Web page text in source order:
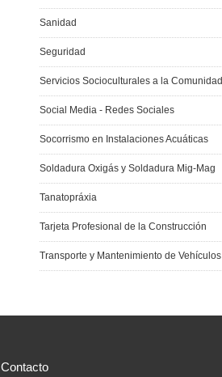
Sanidad
Seguridad
Servicios Socioculturales a la Comunidad
Social Media - Redes Sociales
Socorrismo en Instalaciones Acuáticas
Soldadura Oxigás y Soldadura Mig-Mag
Tanatopráxia
Tarjeta Profesional de la Construcción
Transporte y Mantenimiento de Vehículos
Contacto